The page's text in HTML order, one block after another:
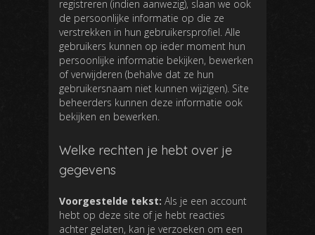
registreren (indien aanwezig), slaan we ook
de persoonlijke informatie op die ze
verstrekken in hun gebruikersprofiel. Alle
gebruikers kunnen op ieder moment hun
persoonlijke informatie bekijken, bewerken
of verwijderen (behalve dat ze hun
gebruikersnaam niet kunnen wijzigen). Site
beheerders kunnen deze informatie ook
bekijken en bewerken.
Welke rechten je hebt over je
gegevens
Voorgestelde tekst: Als je een account
hebt op deze site of je hebt reacties
achter gelaten, kan je verzoeken om een